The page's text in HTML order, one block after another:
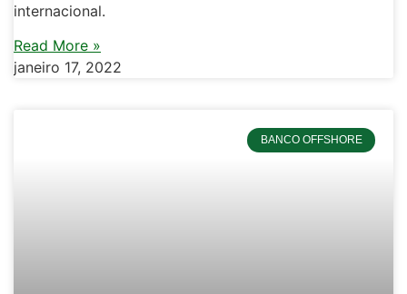
internacional.
Read More »
janeiro 17, 2022
BANCO OFFSHORE